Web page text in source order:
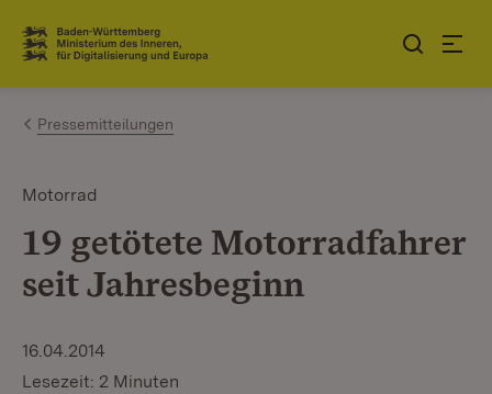
Zum Inhalt springen
Link zur Startseite
Pressemitteilungen
Motorrad
19 getötete Motorradfahrer
seit Jahresbeginn
16.04.2014
Lesezeit: 2 Minuten